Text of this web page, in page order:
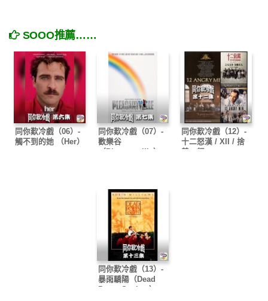
SOOO推薦……
同你歎冷戲（06）-
觸不到的她 （Her）
同你歎冷戲（07）-
歡樂谷
（Pleasantville）
同你歎冷戲（12）-
十二怒漢 / XII / 捨
義．怒
同你歎冷戲（13）-
暴雨驕陽（Dead
Poets Society）